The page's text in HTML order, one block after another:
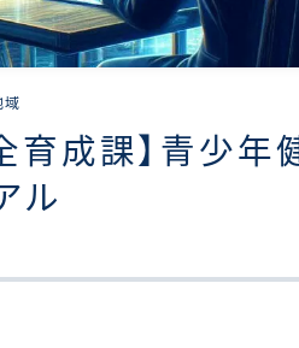
域
育成課】青少
ル